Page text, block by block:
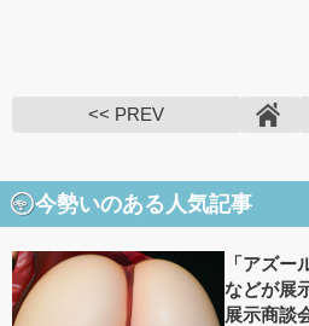
<< PREV
今勢いのある人気記事
「アズー
などが展
展示商談